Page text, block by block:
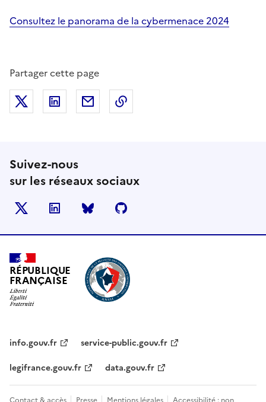
Consultez le panorama de la cybermenace 2024
Partager cette page
Partager sur X (anciennement Twitter)
Partager sur LinkedIn
Partager par email
Suivez-nous
sur les réseaux sociaux
LinkedIn BlueSky
RÉPUBLIQUE
FRANÇAISE
info.gouv.fr
service-public.gouv.fr
legifrance.gouv.fr
data.gouv.fr